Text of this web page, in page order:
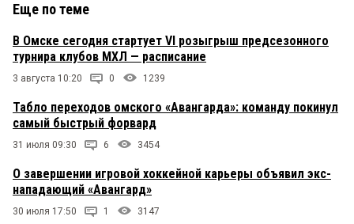
Еще по теме
В Омске сегодня стартует VI розыгрыш предсезонного
турнира клубов МХЛ — расписание
3 августа 10:20 0 1239
Табло переходов омского «Авангарда»: команду покинул
самый быстрый форвард
31 июля 09:30 6 3454
О завершении игровой хоккейной карьеры объявил экс-
нападающий «Авангард»
30 июля 17:50 1 3147